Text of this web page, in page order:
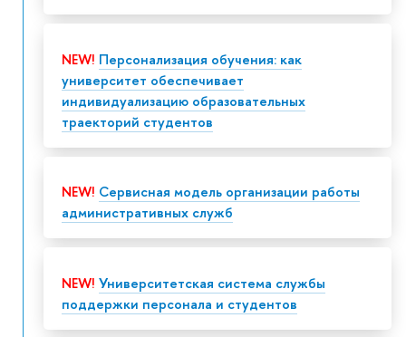
NEW! Персонализация обучения: как
университет обеспечивает
индивидуализацию образовательных
траекторий студентов
NEW! Сервисная модель организации работы
административных служб
NEW! Университетская система службы
поддержки персонала и студентов